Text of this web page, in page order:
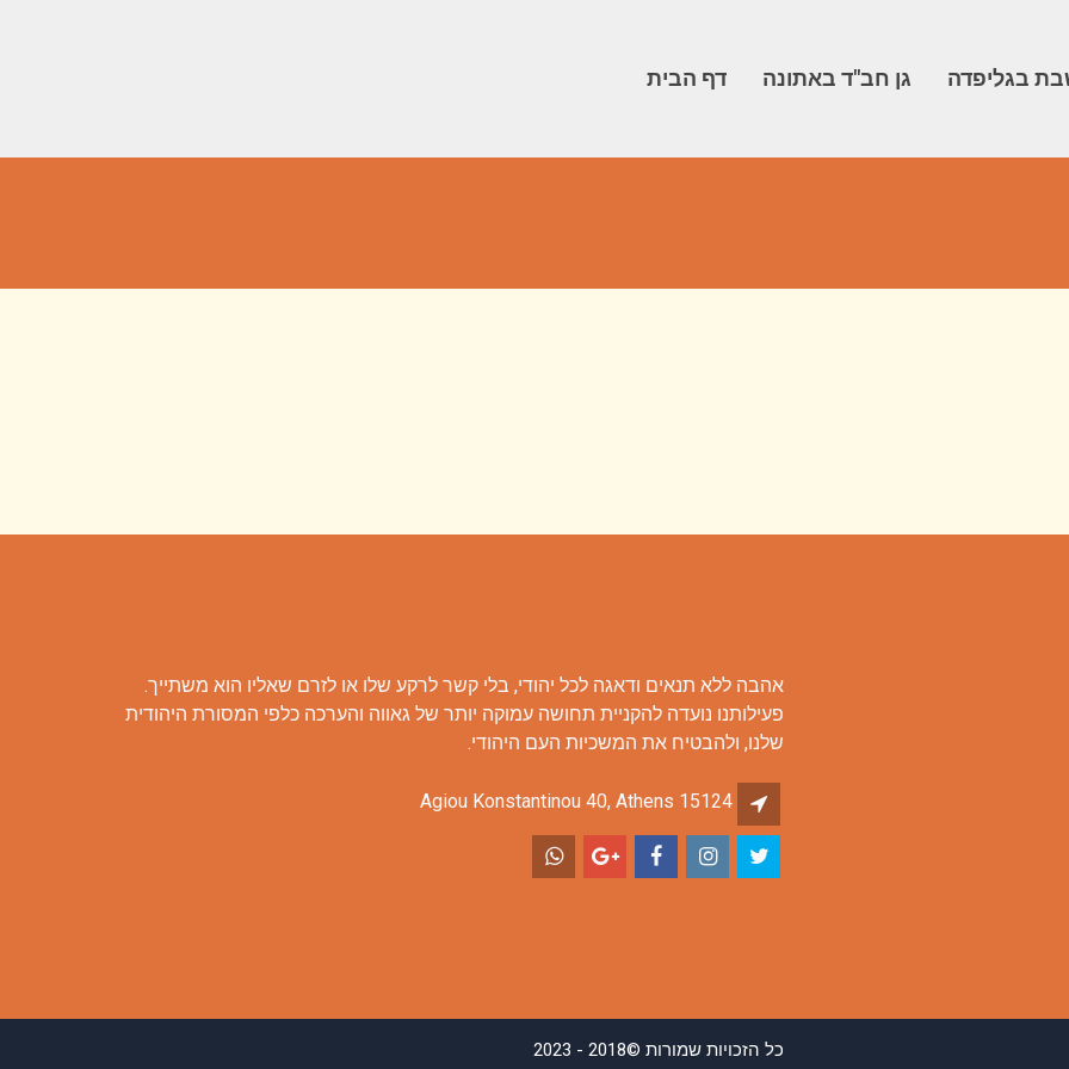
דף הבית גן חב"ד באתונה בגליפדה
אהבה ללא תנאים ודאגה לכל יהודי, בלי קשר לרקע שלו או לזרם שאליו הוא משתייך.
פעילותנו נועדה להקניית תחושה עמוקה יותר של גאווה והערכה כלפי המסורת היהודית
שלנו, ולהבטיח את המשכיות העם היהודי.
Agiou Konstantinou 40, Athens 15124
כל הזכויות שמורות ©2018 - 2023